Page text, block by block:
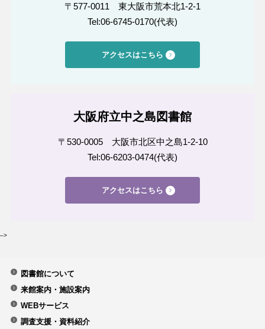
〒577-0011 東大阪市荒本北1-2-1
Tel:06-6745-0170(代表)
アクセスはこちら
大阪府立中之島図書館
〒530-0005 大阪市北区中之島1-2-10
Tel:06-6203-0474(代表)
アクセスはこちら
–>
図書館について
来館案内・施設案内
WEBサービス
調査支援・資料紹介